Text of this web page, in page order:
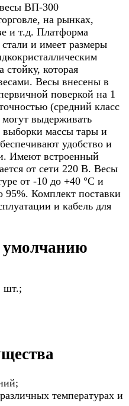
ВП-300
на рынках,
и т.д. Платформа
и имеет размеры
стойку, которая
Весы внесены в
поверкой на 1
(средний класс
выдерживать
выборки массы тары и
удобство и
Имеют встроенный
от сети 220 В. Весы
от -10 до +40 °C и
95%. Комплект поставки
и кабель для
умолчанию
шт.;
температурах и